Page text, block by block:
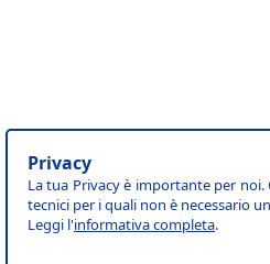
Privacy
La tua Privacy è importante per
tecnici per i quali non è necessario
Leggi l'informativa completa.